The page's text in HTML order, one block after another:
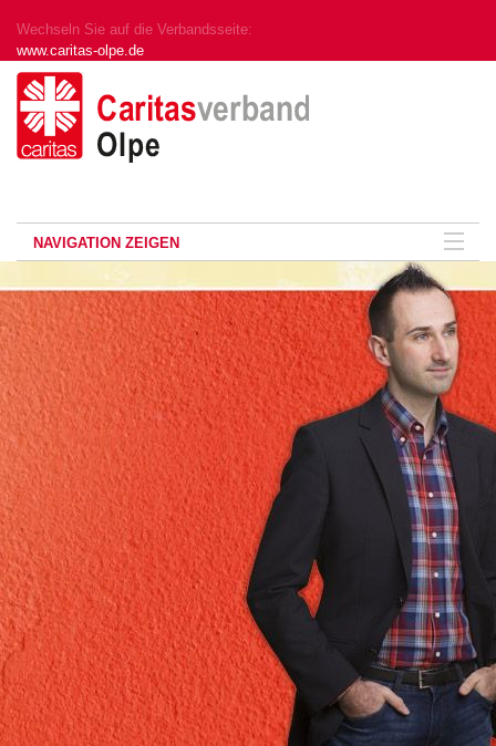
Wechseln Sie auf die Verbandsseite:
www.caritas-olpe.de
NAVIGATION ZEIGEN